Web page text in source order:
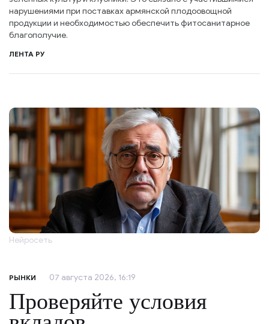
нарушениями при поставках армянской плодоовощной
продукции и необходимостью обеспечить фитосанитарное
благополучие.
ЛЕНТА РУ
Нейросеть
РЫНКИ 07 августа 2026, 16:19
Проверяйте условия